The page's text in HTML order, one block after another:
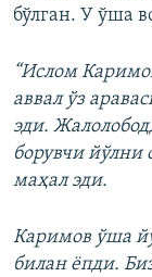
бўлган. У ўша
“Ислом
аввал ўз
эди.
борувчи йўлни
маҳал эди.
Каримов ўша
билан ёпди.